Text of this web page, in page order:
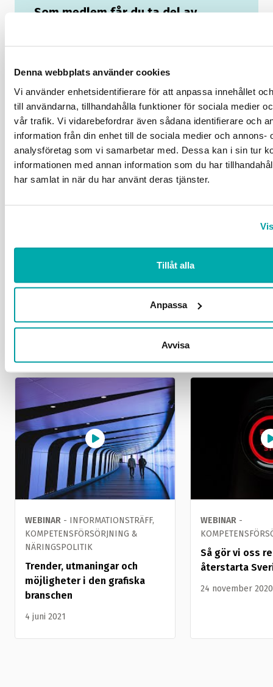
Denna webbplats använder cookies
Vi använder enhetsidentifierare för att anpassa innehållet
till användarna, tillhandahålla funktioner för sociala medier
vår trafik. Vi vidarebefordrar även sådana identifierare och
information från din enhet till de sociala medier och annons-
analysföretag som vi samarbetar med. Dessa kan i sin tur
informationen med annan information som du har
har samlat in när du har använt deras tjänster.
Tillåt alla
Anpassa
Avvisa
Som medlem får du ta del av
Tillsammans bygger vi din kunskap.
Ta del av branschanpassade kollektivavtal
som underlättar vardagen.
Saknar du ett webbkonto? Registrera här
Problem med inloggningen? Mejla oss påinfo@grafiska.se.
Relaterade events
WEBINAR - INFORMATIONSTRÄFF,
KOMPETENSFÖRSÖRJNING &
NÄRINGSPOLITIK
Trender, utmaningar och
möjligheter i den grafiska
branschen
4 juni 2021
WEBINAR -
Så gör vi oss
återstarta
24 november 2020